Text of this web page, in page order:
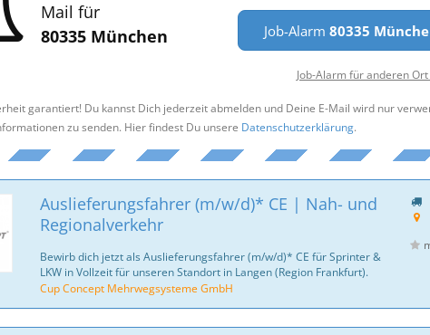
Mail für
80335 München
Job-Alarm80335
Job-Alarm für anderen
garantiert! Du kannst Dich jederzeit abmelden und Deine E-Mail wird nur
zu senden. Hier findest Du unsere Datenschutzerklärung.
Auslieferungsfahrer (m/w/d)* CE | Nah- und
Regionalverkehr
Bewirb dich jetzt als Auslieferungsfahrer (m/w/d)* CE für Sprinter &
LKW in Vollzeit für unseren Standort in Langen (Region Frankfurt).
Cup Concept Mehrwegsysteme GmbH